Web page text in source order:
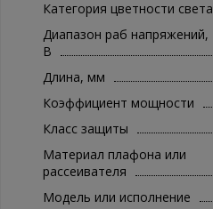
Категория цветности света
Диапазон раб напряжений,
В
Длина, мм
Коэффициент мощности
Класс защиты
Материал плафона или
рассеивателя
Модель или исполнение